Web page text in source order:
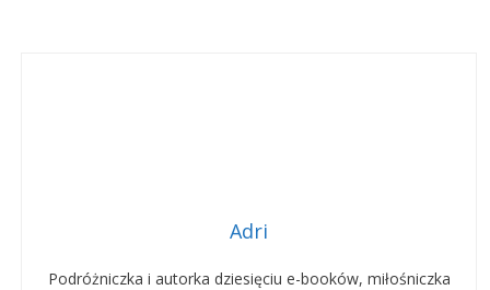
Adri
Podróżniczka i autorka dziesięciu e-booków, miłośniczka